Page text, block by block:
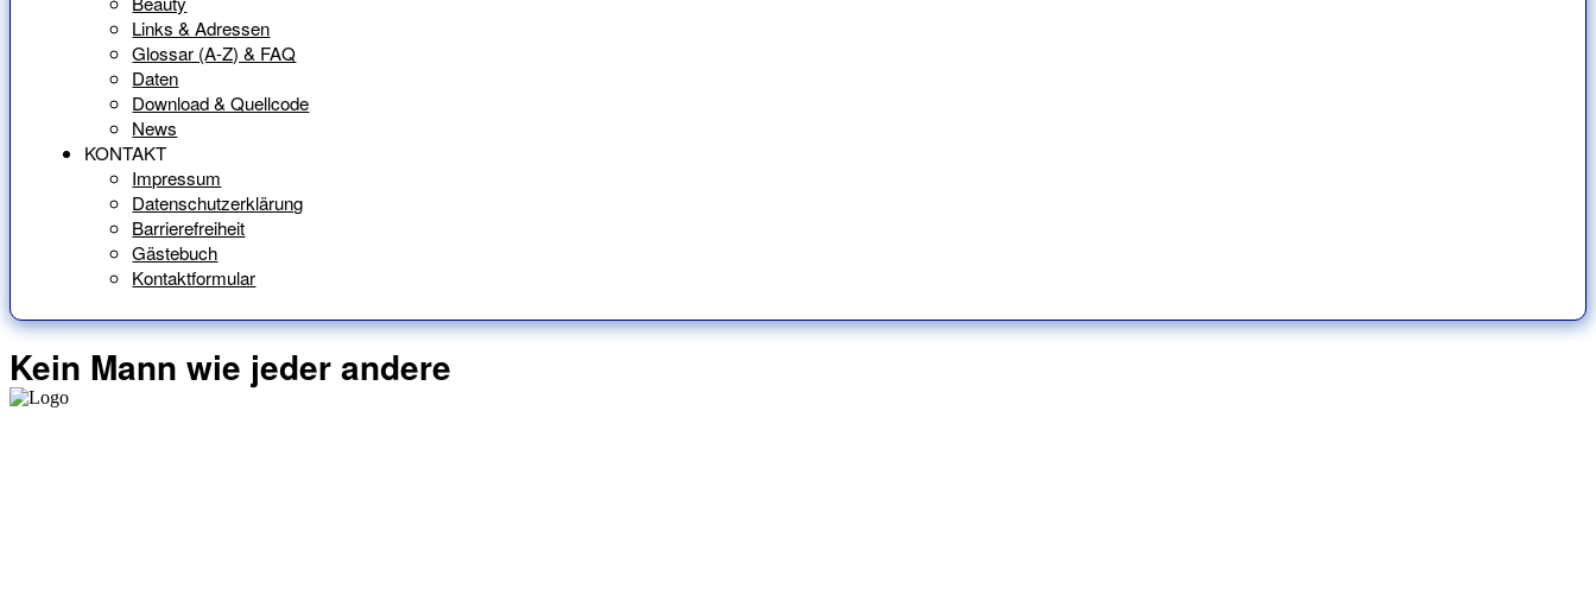
Links & Adressen
Glossar (A-Z) & FAQ
Daten
Download & Quellcode
News
KONTAKT
Impressum
Datenschutzerklärung
Barrierefreiheit
Gästebuch
Kontaktformular
Kein Mann wie jeder andere